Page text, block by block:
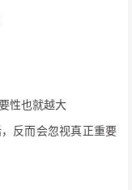
性也就越大
反而会忽视真正重要